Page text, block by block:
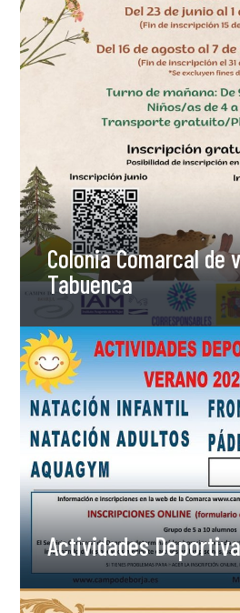
Colonia Comarcal de
Tabuenca
Actividades